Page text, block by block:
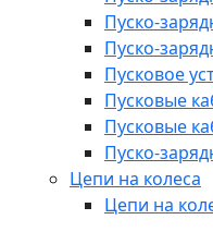
Пуско-
Пуско-
Пусковое
Пусковые
Пусковые
Пуско-
Цепи на колеса
Цепи на